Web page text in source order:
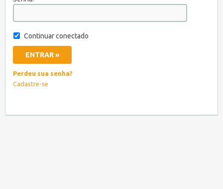
Continuar conectado
Perdeu sua senha?
Cadastre-se